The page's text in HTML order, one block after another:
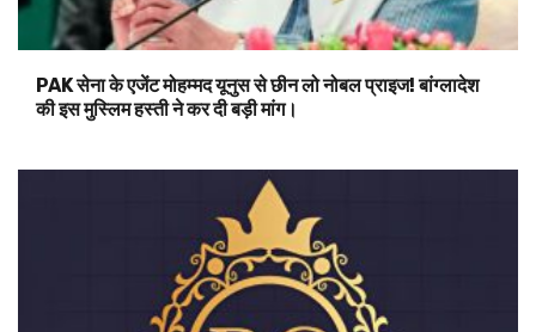
PAK सेना के एजेंट मोहम्मद यूनुस से छीन लो नोबल प्राइज! बांग्लादेश
की इस मुस्लिम हस्ती ने कर दी बड़ी मांग।